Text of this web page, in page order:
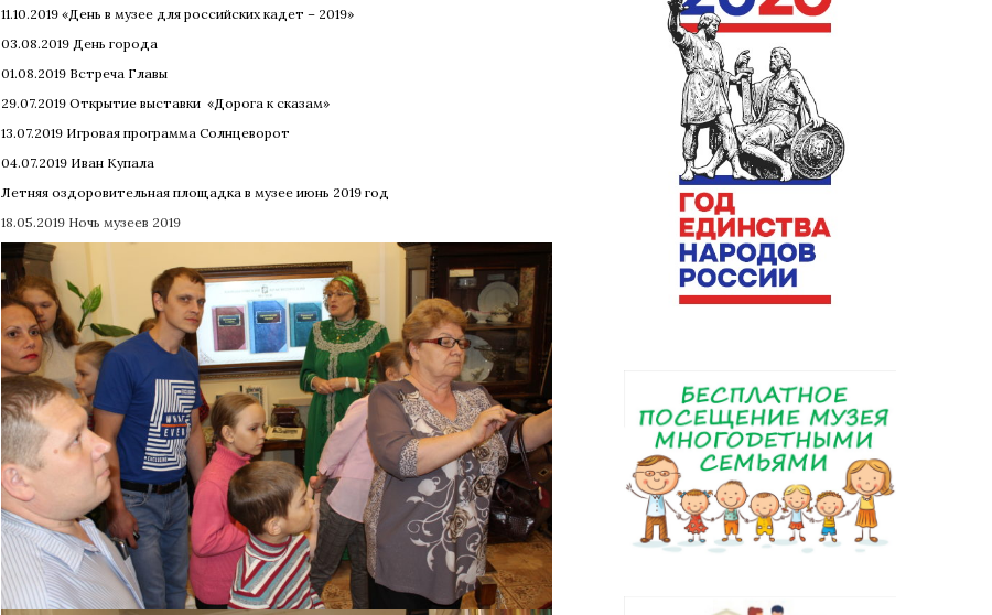
11.10.2019 «День в музее для российских кадет – 2019»
03.08.2019 День города
01.08.2019 Встреча Главы
29.07.2019 Открытие выставки «Дорога к сказам»
13.07.2019 Игровая программа Солнцеворот
04.07.2019 Иван Купала
Летняя оздоровительная площадка в музее июнь 2019 год
18.05.2019 Ночь музеев 2019